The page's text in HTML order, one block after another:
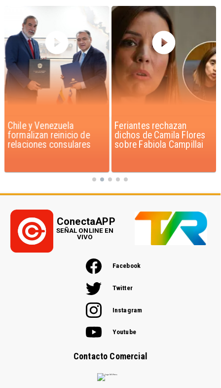
Chile y Venezuela
formalizan reinicio de
relaciones consulares
Feriantes rechazan
dichos de Camila Flores
sobre Fabiola Campillai
Facebook
Twitter
Instagram
Youtube
Contacto Comercial
ConectaAPP
SEÑAL ONLINE EN
VIVO